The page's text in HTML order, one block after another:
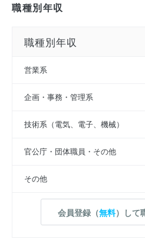
職種別年収
職種別年収
営業系
企画・事務・管理系
技術系（電気、電子、機械）
官公庁・団体職員・その他
その他
会員登録（無料）して